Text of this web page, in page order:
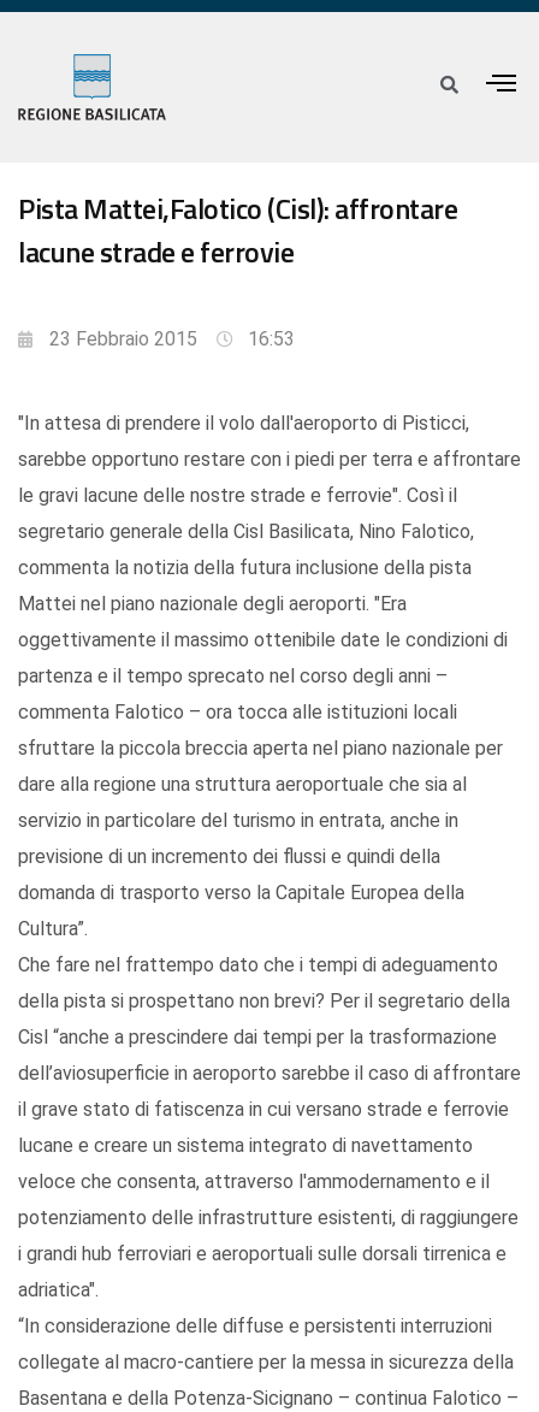
Pista Mattei,Falotico (Cisl): affrontare
lacune strade e ferrovie
23 Febbraio 2015 16:53
"In attesa di prendere il volo dall'aeroporto di Pisticci,
sarebbe opportuno restare con i piedi per terra e affrontare
le gravi lacune delle nostre strade e ferrovie". Così il
segretario generale della Cisl Basilicata, Nino Falotico,
commenta la notizia della futura inclusione della pista
Mattei nel piano nazionale degli aeroporti. "Era
oggettivamente il massimo ottenibile date le condizioni di
partenza e il tempo sprecato nel corso degli anni –
commenta Falotico – ora tocca alle istituzioni locali
sfruttare la piccola breccia aperta nel piano nazionale per
dare alla regione una struttura aeroportuale che sia al
servizio in particolare del turismo in entrata, anche in
previsione di un incremento dei flussi e quindi della
domanda di trasporto verso la Capitale Europea della
Cultura”.
Che fare nel frattempo dato che i tempi di adeguamento
della pista si prospettano non brevi? Per il segretario della
Cisl “anche a prescindere dai tempi per la trasformazione
dell’aviosuperficie in aeroporto sarebbe il caso di affrontare
il grave stato di fatiscenza in cui versano strade e ferrovie
lucane e creare un sistema integrato di navettamento
veloce che consenta, attraverso l'ammodernamento e il
potenziamento delle infrastrutture esistenti, di raggiungere
i grandi hub ferroviari e aeroportuali sulle dorsali tirrenica e
adriatica".
“In considerazione delle diffuse e persistenti interruzioni
collegate al macro-cantiere per la messa in sicurezza della
Basentana e della Potenza-Sicignano – continua Falotico –